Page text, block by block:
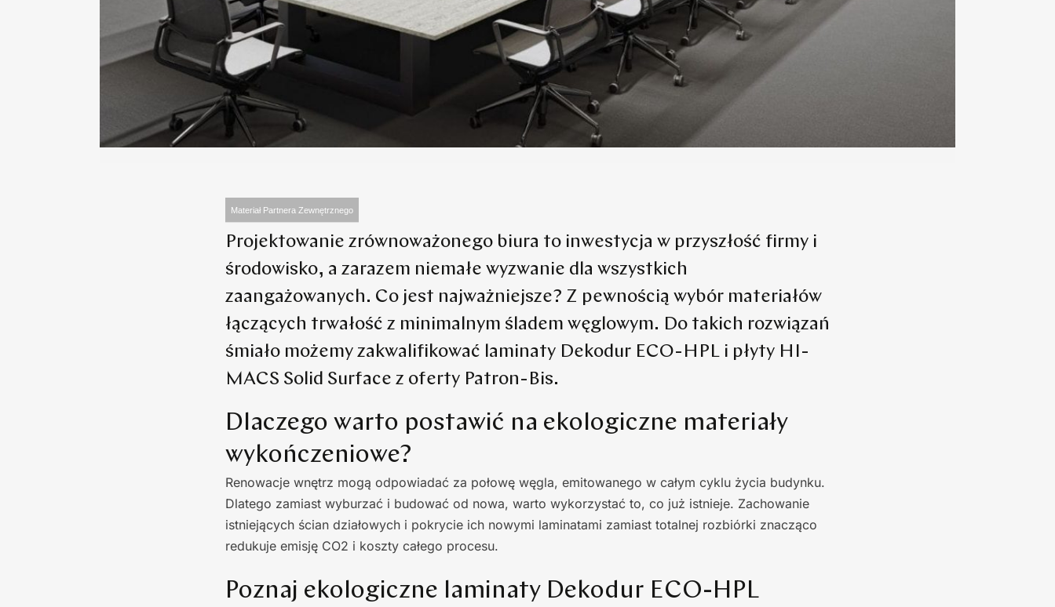
Materiał Partnera Zewnętrznego
Projektowanie zrównoważonego biura to inwestycja w przyszłość firmy i
środowisko, a zarazem niemałe wyzwanie dla wszystkich
zaangażowanych. Co jest najważniejsze? Z pewnością wybór materiałów
łączących trwałość z minimalnym śladem węglowym. Do takich rozwiązań
śmiało możemy zakwalifikować laminaty Dekodur ECO-HPL i płyty HI-
MACS Solid Surface z oferty Patron-Bis.
Dlaczego warto postawić na ekologiczne materiały
wykończeniowe?
Renowacje wnętrz mogą odpowiadać za połowę węgla, emitowanego w całym cyklu życia budynku.
Dlatego zamiast wyburzać i budować od nowa, warto wykorzystać to, co już istnieje. Zachowanie
istniejących ścian działowych i pokrycie ich nowymi laminatami zamiast totalnej rozbiórki znacząco
redukuje emisję CO2 i koszty całego procesu.
Poznaj ekologiczne laminaty Dekodur ECO-HPL